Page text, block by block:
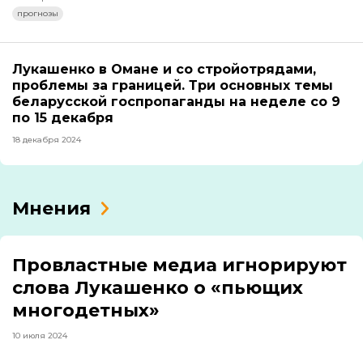
прогнозы
Лукашенко в Омане и со стройотрядами,
проблемы за границей. Три основных темы
беларусской госпропаганды на неделе со 9
по 15 декабря
18 декабря 2024
Мнения
Провластные медиа игнорируют
слова Лукашенко о «пьющих
многодетных»
10 июля 2024